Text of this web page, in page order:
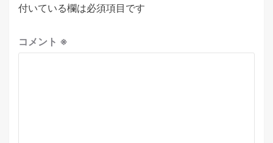
付いている欄は必須項目です
コメント ※